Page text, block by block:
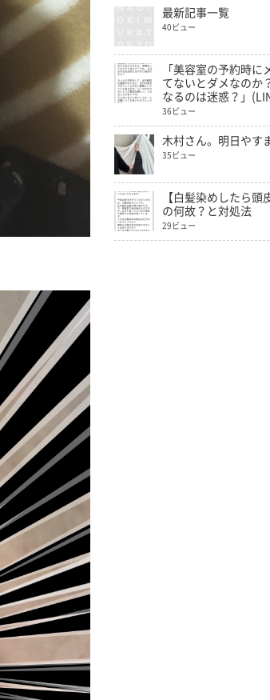
最新記事一覧
40ビュー
「美容室の予約時に
てないとダメなのか
なるのは迷惑？」
36ビュー
木村さん。明日やす
35ビュー
【白髪染めしたら頭
の何故？と対処法
29ビュー